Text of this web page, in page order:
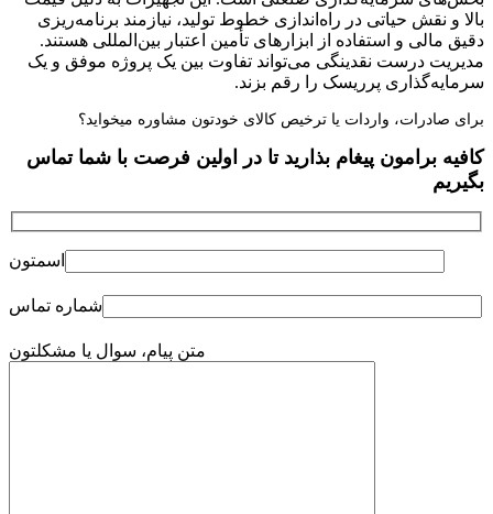
بالا و نقش حیاتی در راه‌اندازی خطوط تولید، نیازمند برنامه‌ریزی
دقیق مالی و استفاده از ابزارهای تأمین اعتبار بین‌المللی هستند.
مدیریت درست نقدینگی می‌تواند تفاوت بین یک پروژه موفق و یک
سرمایه‌گذاری پرریسک را رقم بزند.
برای صادرات، واردات یا ترخیص کالای خودتون مشاوره میخواید؟
کافیه برامون پیغام بذارید تا در اولین فرصت با شما تماس
بگیریم
اسمتون
شماره تماس
متن پیام، سوال یا مشکلتون